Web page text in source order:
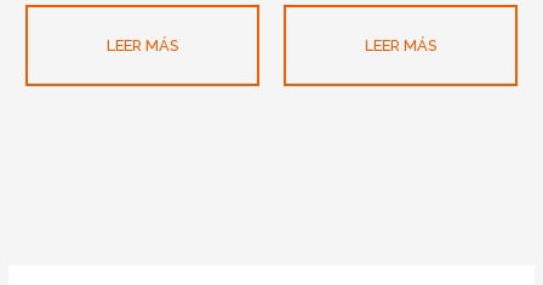
LEER MÁS LEER MÁS